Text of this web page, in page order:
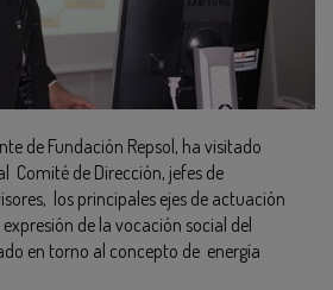
de Fundación Repsol, ha visitado
Comité de Dirección, jefes de
los principales ejes de actuación
de la vocación social del
en torno al concepto de energía